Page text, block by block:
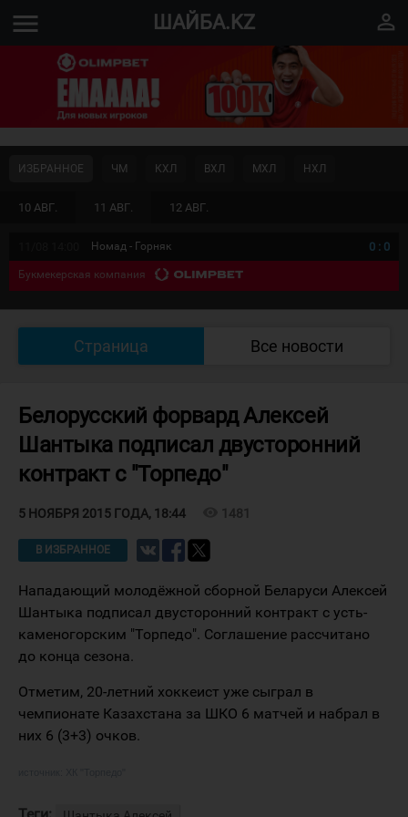
menu ШАЙБА.KZ perm_identity
10 АВГ. 11 АВГ. 12 АВГ.
ИЗБРАННОЕ ЧМ КХЛ ВХЛ МХЛ НХЛ
Номад - Горняк 0 : 0
Букмекерская компания
Страница Все новости
Белорусский форвард Алексей
Шантыка подписал двусторонний
контракт с "Торпедо"
5 НОЯБРЯ 2015 ГОДА, 18:44 1481
В ИЗБРАННОЕ
Нападающий молодёжной сборной Беларуси Алексей
Шантыка подписал двусторонний контракт с усть-
каменогорским "Торпедо". Соглашение рассчитано
до конца сезона.
Отметим, 20-летний хоккеист уже сыграл в
чемпионате Казахстана за ШКО 6 матчей и набрал в
них 6 (3+3) очков.